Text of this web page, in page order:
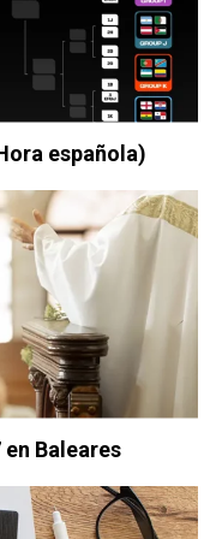
española)
Baleares